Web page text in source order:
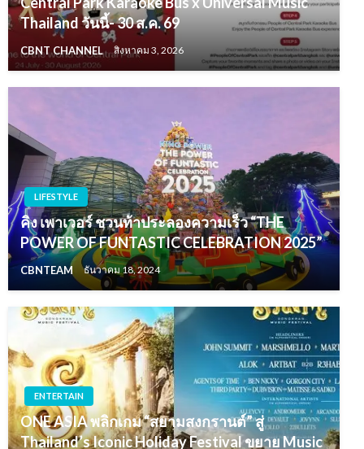
Thailand วันนี้- 30 ส.ค. 69
CBNT CHANNEL สิงหาคม 3, 2026
LIFESTYLE
คิง เพาเวอร์ ชวนท้าประลองความเร็ว “THE
POWER OF FUNTASTIC CELEBRATION 2025”
CBNTEAM ธันวาคม 18, 2024
ENTERTAIN
ONE ASIA พลิกเกม “สยามสงกรานต์” สู่
Thailand’s Iconic Holiday Festival ขยาย Music